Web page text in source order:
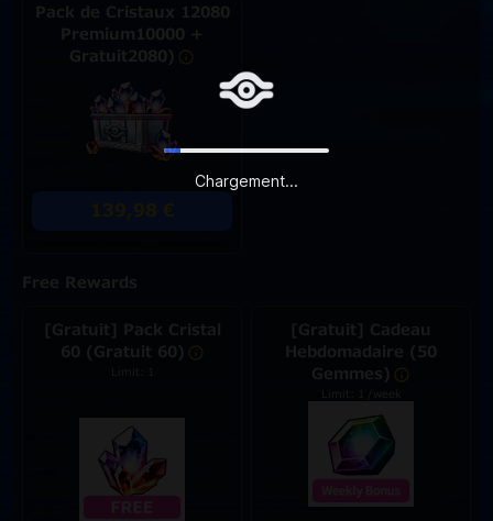
Chargement...
Pack de Cristaux 12080
Premium10000 +
Gratuit2080)
Free Rewards
[Gratuit] Pack Cristal
60 (Gratuit 60)
Limit: 1
[Gratuit] Cadeau
Hebdomadaire (50
Gemmes)
Limit: 1 /week